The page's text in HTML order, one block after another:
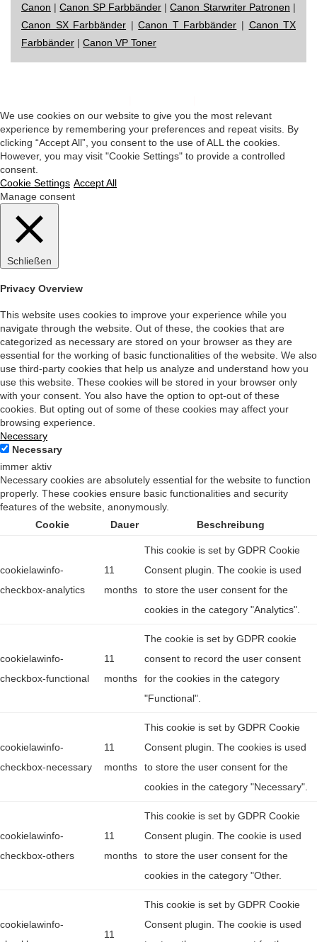
Canon |Canon SP Farbbänder|Canon Starwriter Patronen |
Canon SX Farbbänder |Canon T Farbbänder | Canon TX
Farbbänder | Canon VP Toner
We use cookies on our website to give you the most relevant
experience by remembering your preferences and repeat visits. By
clicking “Accept All”, you consent to the use of ALL the cookies.
However, you may visit "Cookie Settings" to provide a controlled
consent.
Cookie Settings Accept All
Manage consent
Schließen
Privacy Overview
This website uses cookies to improve your experience while you
navigate through the website. Out of these, the cookies that are
categorized as necessary are stored on your browser as they are
essential for the working of basic functionalities of the website. We also
use third-party cookies that help us analyze and understand how you
use this website. These cookies will be stored in your browser only
with your consent. You also have the option to opt-out of these
cookies. But opting out of some of these cookies may affect your
browsing experience.
Necessary
Necessary
immer aktiv
Necessary cookies are absolutely essential for the website to function
properly. These cookies ensure basic functionalities and security
features of the website, anonymously.
Cookie
Dauer Beschreibung
cookielawinfo-
checkbox-analytics
11
months
This cookie is set by GDPR Cookie
Consent plugin. The cookie is used
to store the user consent for the
cookies in the category "Analytics".
cookielawinfo-
checkbox-functional
11
months
The cookie is set by GDPR cookie
consent to record the user consent
for the cookies in the category
"Functional".
cookielawinfo-
checkbox-necessary
11
months
This cookie is set by GDPR Cookie
Consent plugin. The cookies is used
to store the user consent for the
cookies in the category "Necessary".
cookielawinfo-
checkbox-others
11
months
This cookie is set by GDPR Cookie
Consent plugin. The cookie is used
to store the user consent for the
cookies in the category "Other.
cookielawinfo-
11
This cookie is set by GDPR Cookie
Consent plugin. The cookie is used